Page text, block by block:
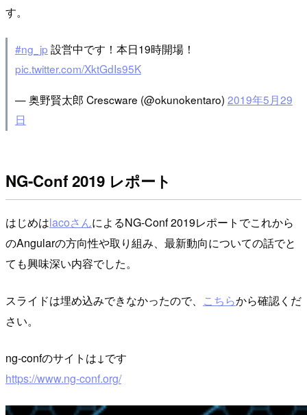
す。
#ng_jp 設営中です！本日19時開場！
pic.twitter.com/XktGdIs95K
— 奥野賢太郎 Crescware (@okunokentaro) 2019年5月29
日
NG-Conf 2019 レポート
はじめはlacoさんによるNG-Conf 2019レポートでこれから
のAngularの方向性や取り組み、最新動向についての話でと
ても興味深い内容でした。
スライドは埋め込みできなかったので、 こちらから確認くだ
さい。
ng-confのサイトは↓です
https://www.ng-conf.org/